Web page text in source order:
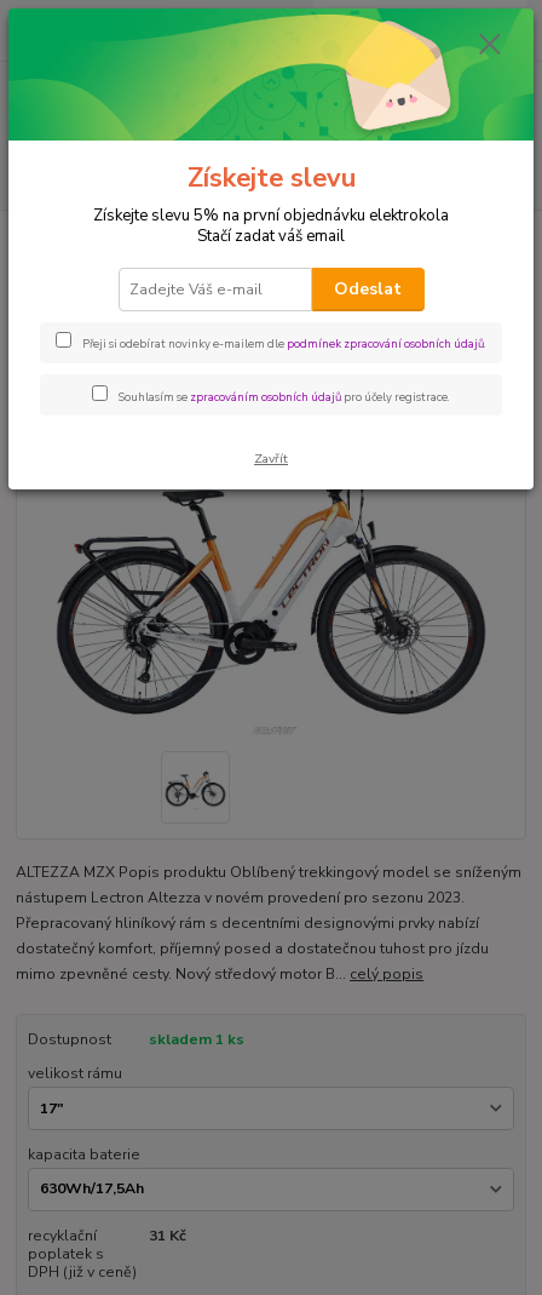
ks
za 0,00 Kč
elektrokolo LECTRON Altezza MZX
elektrokolo LECTRON Altezza
MZX
ALTEZZA MZX Popis produktu Oblíbený trekkingový model se sníženým
nástupem Lectron Altezza v novém provedení pro sezonu 2023.
Přepracovaný hliníkový rám s decentními designovými prvky nabízí
dostatečný komfort, příjemný posed a dostatečnou tuhost pro jízdu
mimo zpevněné cesty. Nový středový motor B... celý popis
Dostupnost
skladem 1 ks
velikost rámu
kapacita baterie
recyklační
poplatek s
DPH (již v ceně)
31 Kč
Získejte slevu
Získejte slevu 5% na první objednávku elektrokola
Stačí zadat váš email
Odeslat
Přeji si odebírat novinky e-mailem dle podmínek zpracování osobních údajů.
Souhlasím se zpracováním osobních údajů pro účely registrace.
Zavřít